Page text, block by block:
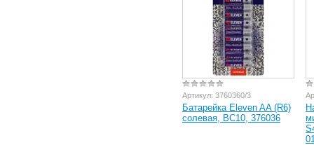
Артикул: 3760360/3
Батарейка Eleven AA (R6)
солевая, BC10, 376036